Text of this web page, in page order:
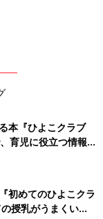
本『ひよこクラブ
育児に役立つ情報が
初めてのひよこクラ
授乳がうまくい